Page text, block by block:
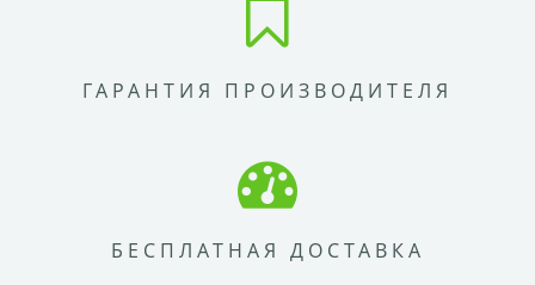
ГАРАНТИЯ ПРОИЗВОДИТЕЛЯ
БЕСПЛАТНАЯ ДОСТАВКА